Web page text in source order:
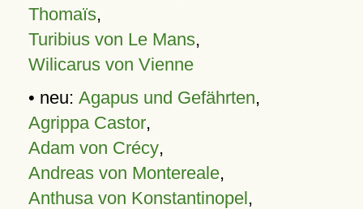
Thomaïs,
Turibius von Le Mans,
Wilicarus von Vienne
• neu: Agapus und Gefährten,
Agrippa Castor,
Adam von Crécy,
Andreas von Montereale,
Anthusa von Konstantinopel,